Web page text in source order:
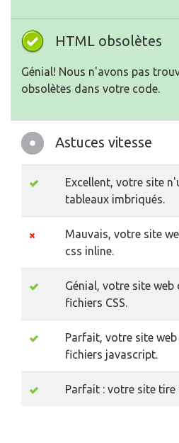
HTML obsolètes
Génial! Nous n'avons pas
obsolètes dans votre code.
Astuces vitesse
Excellent, votre site
tableaux imbriqués.
Mauvais, votre site
css inline.
Génial, votre site
fichiers CSS.
Parfait, votre site
fichiers javascript.
Parfait : votre site tire